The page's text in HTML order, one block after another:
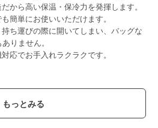
から高い保温・保冷力を発揮します。
簡単にお使いいただけます。
ち運びの際に開いてしまい、バッグな
りません。
応でお手入れラクラクです。